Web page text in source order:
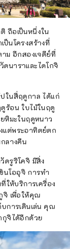
ถือเป็นหนึ่งใน
ป็นโครงสร้างที่
ม อีกสองเจดีย์ที่
นาราและไดโกจิ
ในสี่ฤดูกาล ได้แก่
ร้อน ใบไม้ในฤดู
หิมะในฤดูหนาว
แต่พระอาทิตย์ตก
ลางคืน
ดรูริโคจิ มีสิ่ง
นโออุจิ การทำ
ให้บริการเครื่อง
จิ เพื่อให้คุณ
การเดินเล่น คุณ
กุจิได้อีกด้วย